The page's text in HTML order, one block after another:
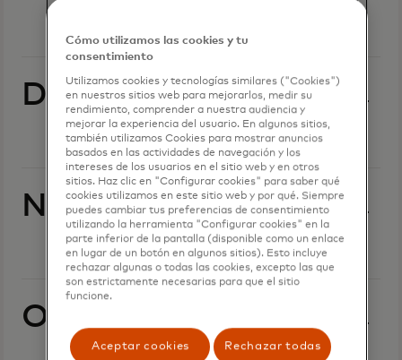
Diciembre de 2024
Noviembre de 2024
Octubre de 2024
Cómo utilizamos las cookies y tu
consentimiento
Utilizamos cookies y tecnologías similares ("Cookies")
en nuestros sitios web para mejorarlos, medir su
rendimiento, comprender a nuestra audiencia y
mejorar la experiencia del usuario. En algunos sitios,
también utilizamos Cookies para mostrar anuncios
basados en las actividades de navegación y los
intereses de los usuarios en el sitio web y en otros
sitios. Haz clic en "Configurar cookies" para saber qué
cookies utilizamos en este sitio web y por qué. Siempre
puedes cambiar tus preferencias de consentimiento
utilizando la herramienta "Configurar cookies" en la
parte inferior de la pantalla (disponible como un enlace
en lugar de un botón en algunos sitios). Esto incluye
rechazar algunas o todas las cookies, excepto las que
son estrictamente necesarias para que el sitio
funcione.
Aceptar cookies Rechazar todas